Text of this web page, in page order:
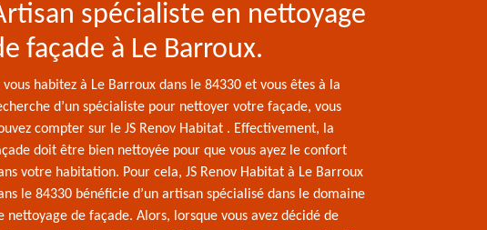
spécialiste en nettoyage
façade à Le Barroux.
vous habitez à Le Barroux dans le 84330 et vous êtes à la
d’un spécialiste pour nettoyer votre façade, vous
compter sur le JS Renov Habitat . Effectivement, la
doit être bien nettoyée pour que vous ayez le confort
votre habitation. Pour cela, JS Renov Habitat à Le Barroux
le 84330 bénéficie d’un artisan spécialisé dans le domaine
nettoyage de façade. Alors, lorsque vous avez décidé de